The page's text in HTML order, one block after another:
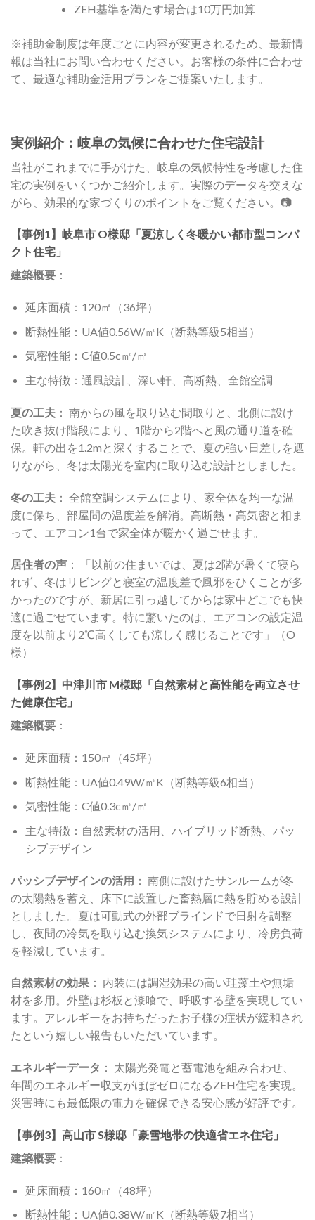
ZEH基準を満たす場合は10万円加算
※補助金制度は年度ごとに内容が変更されるため、最新情
報は当社にお問い合わせください。お客様の条件に合わせ
て、最適な補助金活用プランをご提案いたします。
実例紹介：岐阜の気候に合わせた住宅設計
当社がこれまでに手がけた、岐阜の気候特性を考慮した住
宅の実例をいくつかご紹介します。実際のデータを交えな
がら、効果的な家づくりのポイントをご覧ください。📷
【事例1】岐阜市 O様邸「夏涼しく冬暖かい都市型コンパ
クト住宅」
建築概要 ：
延床面積：120㎡（36坪）
断熱性能：UA値0.56W/㎡K（断熱等級5相当）
気密性能：C値0.5c㎡/㎡
主な特徴：通風設計、深い軒、高断熱、全館空調
夏の工夫 ： 南からの風を取り込む間取りと、北側に設け
た吹き抜け階段により、1階から2階へと風の通り道を確
保。軒の出を1.2mと深くすることで、夏の強い日差しを遮
りながら、冬は太陽光を室内に取り込む設計としました。
冬の工夫 ： 全館空調システムにより、家全体を均一な温
度に保ち、部屋間の温度差を解消。高断熱・高気密と相ま
って、エアコン1台で家全体が暖かく過ごせます。
居住者の声 ： 「以前の住まいでは、夏は2階が暑くて寝ら
れず、冬はリビングと寝室の温度差で風邪をひくことが多
かったのですが、新居に引っ越してからは家中どこでも快
適に過ごせています。特に驚いたのは、エアコンの設定温
度を以前より2℃高くしても涼しく感じることです」（O
様）
【事例2】中津川市 M様邸「自然素材と高性能を両立させ
た健康住宅」
建築概要 ：
延床面積：150㎡（45坪）
断熱性能：UA値0.49W/㎡K（断熱等級6相当）
気密性能：C値0.3c㎡/㎡
主な特徴：自然素材の活用、ハイブリッド断熱、パッ
シブデザイン
パッシブデザインの活用 ： 南側に設けたサンルームが冬
の太陽熱を蓄え、床下に設置した畜熱層に熱を貯める設計
としました。夏は可動式の外部ブラインドで日射を調整
し、夜間の冷気を取り込む換気システムにより、冷房負荷
を軽減しています。
自然素材の効果 ： 内装には調湿効果の高い珪藻土や無垢
材を多用。外壁は杉板と漆喰で、呼吸する壁を実現してい
ます。アレルギーをお持ちだったお子様の症状が緩和され
たという嬉しい報告もいただいています。
エネルギーデータ ： 太陽光発電と蓄電池を組み合わせ、
年間のエネルギー収支がほぼゼロになるZEH住宅を実現。
災害時にも最低限の電力を確保できる安心感が好評です。
【事例3】高山市 S様邸「豪雪地帯の快適省エネ住宅」
建築概要 ：
延床面積：160㎡（48坪）
断熱性能：UA値0.38W/㎡K（断熱等級7相当）